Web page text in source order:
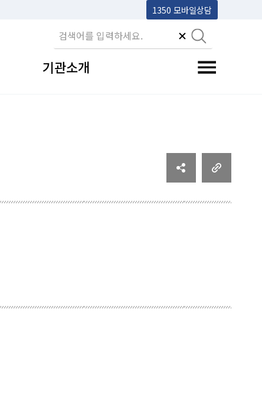
1350 모바일상담
기관소개 전체메뉴 토글